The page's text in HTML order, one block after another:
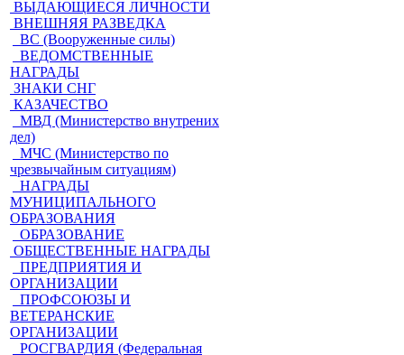
ВЫДАЮЩИЕСЯ ЛИЧНОСТИ
ВНЕШНЯЯ РАЗВЕДКА
ВС (Вооруженные силы)
ВЕДОМСТВЕННЫЕ
НАГРАДЫ
ЗНАКИ СНГ
КАЗАЧЕСТВО
МВД (Министерство внутрених
дел)
МЧС (Министерство по
чрезвычайным ситуациям)
НАГРАДЫ
МУНИЦИПАЛЬНОГО
ОБРАЗОВАНИЯ
ОБРАЗОВАНИЕ
ОБЩЕСТВЕННЫЕ НАГРАДЫ
ПРЕДПРИЯТИЯ И
ОРГАНИЗАЦИИ
ПРОФСОЮЗЫ И
ВЕТЕРАНСКИЕ
ОРГАНИЗАЦИИ
РОСГВАРДИЯ (Федеральная